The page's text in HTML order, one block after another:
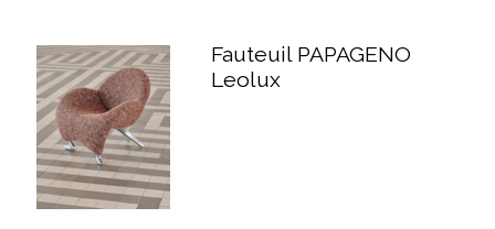
Fauteuil PAPAGENO
Leolux